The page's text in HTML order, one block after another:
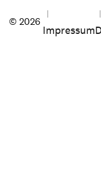
© 2026
Impressum